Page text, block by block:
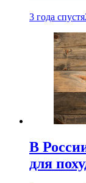
3 года спустя
В
для